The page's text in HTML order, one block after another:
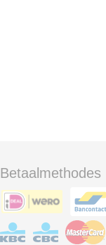
Betaalmethodes